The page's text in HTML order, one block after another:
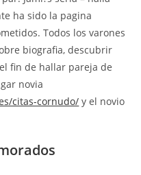
ha sido la pagina
Todos los varones
biografia, descubrir
fin de hallar pareja de
novia
citas-cornudo/ y el novio